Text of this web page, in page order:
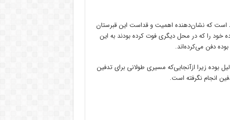
است که نشان‌دهنده اهمیت و قداست این قبرستان
خود را که در محل دیگری فوت کرده بودند به این
دفن می‌کرده‌اند.
بوده زیرا ازآنجایی‌که مسیری طولانی برای تدفین
انجام نگرفته است.